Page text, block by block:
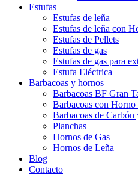
Estufas
Estufas de leña
Estufas de leña con
Estufas de Pellets
Estufas de gas
Estufas de gas para
Estufa Eléctrica
Barbacoas y hornos
Barbacoas BF Gran
Barbacoas con Horno
Barbacoas de Carbón
Planchas
Hornos de Gas
Hornos de Leña
Blog
Contacto